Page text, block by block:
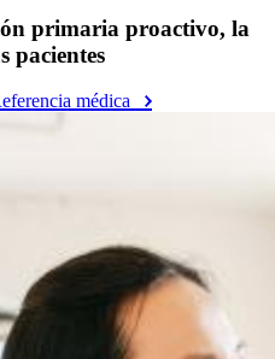
primaria proactivo, la
pacientes
médica